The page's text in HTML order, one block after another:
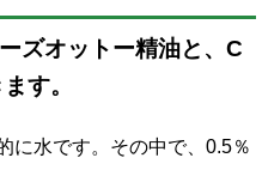
ズオットー精油と、C
す。
に水です。その中で、0.5％